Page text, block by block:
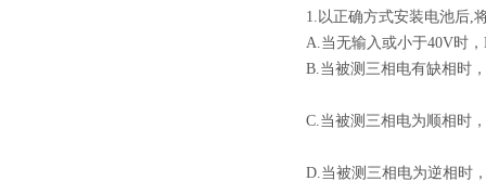
1. 以正确方式安装电池后,
A.当无输入或小于40V时
B.当被测三相电有缺相时
C.当被测三相电为顺相时
D.当被测三相电为逆相时